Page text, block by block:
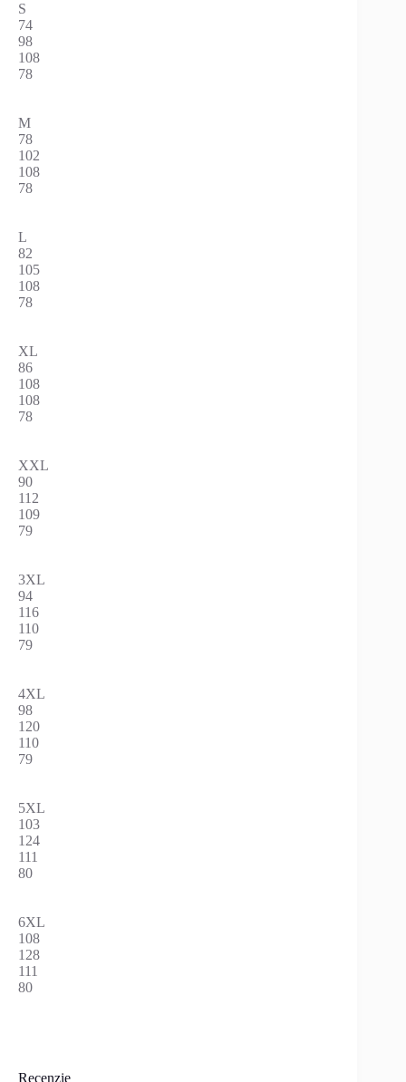
S
74
98
108
78
M
78
102
108
78
L
82
105
108
78
XL
86
108
108
78
XXL
90
112
109
79
3XL
94
116
110
79
4XL
98
120
110
79
5XL
103
124
111
80
6XL
108
128
111
80
Recenzie